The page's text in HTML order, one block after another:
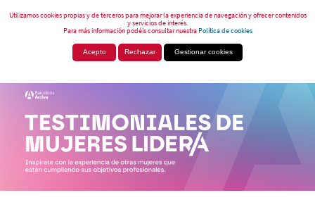
Utilizamos cookies propias y de terceros para mejorar la experiencia de navegación y ofrecer contenidos
y servicios de interés.
Para más información podéis consultar nuestraPolítica de cookies
Acepto Rechazar Gestionar cookies